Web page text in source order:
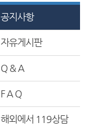
공지사항
자유게시판
Q & A
F A Q
해외에서 119상담